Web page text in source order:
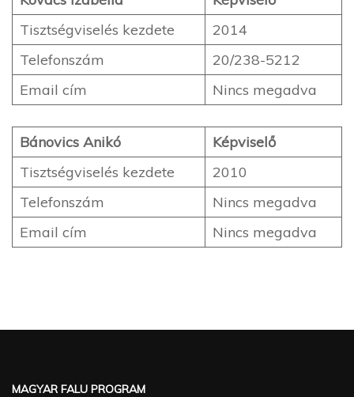
Tisztségviselés kezdete
2014
Telefonszám
20/238-5212
Email cím
Nincs megadva
Bánovics Anikó
Képviselő
Tisztségviselés kezdete
2010
Telefonszám
Nincs megadva
Email cím
Nincs megadva
MAGYAR FALU PROGRAM